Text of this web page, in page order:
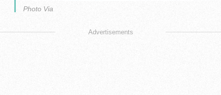
Photo Via
Advertisements